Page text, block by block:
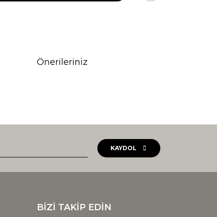
Önerileriniz
KAYDOL
BİZİ TAKİP EDİN